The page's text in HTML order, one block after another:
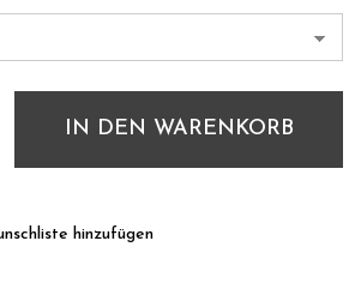
IN DEN WARENKORB
hinzufügen